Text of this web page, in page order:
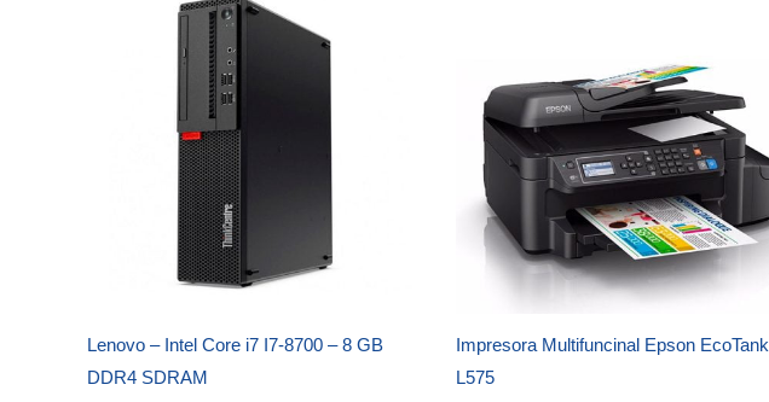
Lenovo – Intel Core i7 I7-8700 – 8 GB
DDR4 SDRAM
Impresora Multifuncinal Epson EcoTank
L575